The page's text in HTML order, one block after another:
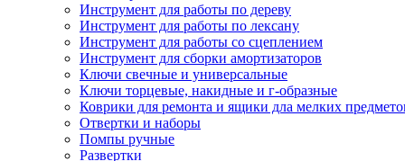
Инструмент для работы по дереву
Инструмент для работы по лексану
Инструмент для работы со сцеплением
Инструмент для сборки амортизаторов
Ключи свечные и универсальные
Ключи торцевые, накидные и г-образные
Коврики для ремонта и ящики дла мелких
Отвертки и наборы
Помпы ручные
Развертки